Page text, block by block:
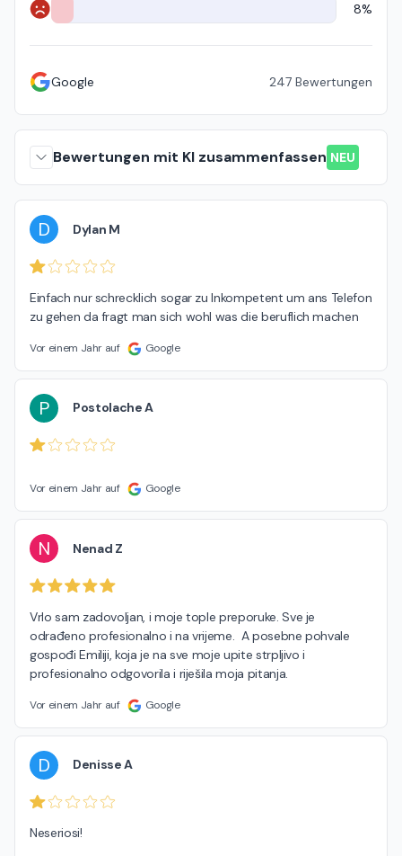
Negativ 8%
Google 247 Bewertungen
Bewertungen mit KI zusammenfassen NEU
D Dylan M
Einfach nur schrecklich sogar zu Inkompetent um ans Telefon
zu gehen da fragt man sich wohl was die beruflich machen
Vor einem Jahr auf Google
P Postolache A
Vor einem Jahr auf Google
N Nenad Z
Vrlo sam zadovoljan, i moje tople preporuke. Sve je
odrađeno profesionalno i na vrijeme.  A posebne pohvale
gospođi Emiliji, koja je na sve moje upite strpljivo i
profesionalno odgovorila i riješila moja pitanja.
Vor einem Jahr auf Google
D Denisse A
Neseriosi!